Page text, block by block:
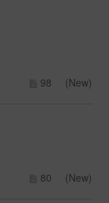
98 (New)
80 (New)